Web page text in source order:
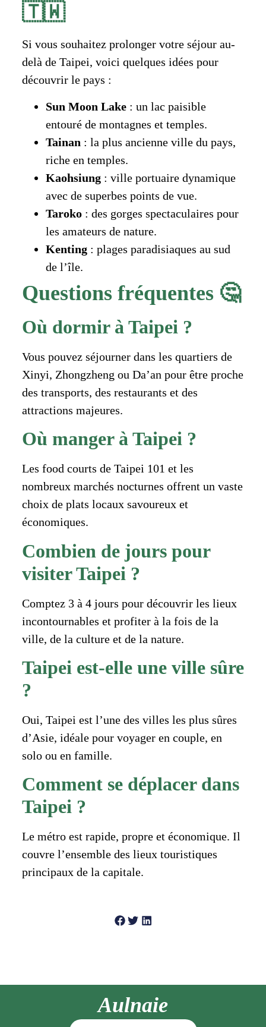
🇹🇼
Si vous souhaitez prolonger votre séjour au-
delà de Taipei, voici quelques idées pour
découvrir le pays :
Sun Moon Lake: un lac paisible
entouré de montagnes et temples.
Tainan : la plus ancienne ville du pays,
riche en temples.
Kaohsiung: ville portuaire dynamique
avec de superbes points de vue.
Taroko: des gorges spectaculaires pour
les amateurs de nature.
Kenting: plages paradisiaques au sud
de l’île.
Questions fréquentes 🤔
Où dormir à Taipei ?
Vous pouvez séjourner dans les quartiers de
Xinyi, Zhongzheng ou Da’an pour être proche
des transports, des restaurants et des
attractions majeures.
Où manger à Taipei ?
Les food courts de Taipei 101 et les
nombreux marchés nocturnes offrent un vaste
choix de plats locaux savoureux et
économiques.
Combien de jours pour
visiter Taipei ?
Comptez 3 à 4 jours pour découvrir les lieux
incontournables et profiter à la fois de la
ville, de la culture et de la nature.
Taipei est-elle une ville sûre
?
Oui, Taipei est l’une des villes les plus sûres
d’Asie, idéale pour voyager en couple, en
solo ou en famille.
Comment se déplacer dans
Taipei ?
Le métro est rapide, propre et économique. Il
couvre l’ensemble des lieux touristiques
principaux de la capitale.
Aulnaie